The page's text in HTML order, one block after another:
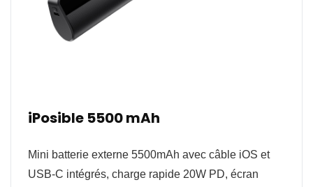
iPosible 5500 mAh
Mini batterie externe 5500mAh avec câble iOS et
USB‑C intégrés, charge rapide 20W PD, écran